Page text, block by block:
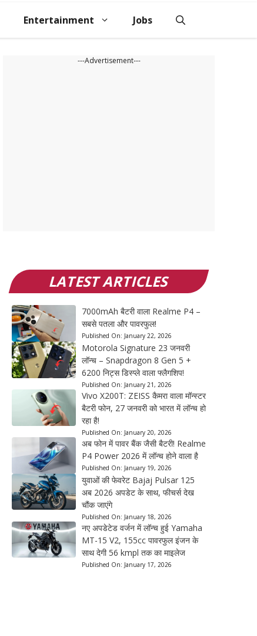
Entertainment Jobs
---Advertisement---
LATEST ARTICLES
7000mAh बैटरी वाला Realme P4 –
सबसे पतला और पावरफुल!
Published On: January 22, 2026
Motorola Signature 23 जनवरी
लॉन्च – Snapdragon 8 Gen 5 +
6200 निट्स डिस्प्ले वाला फ्लैगशिप!
Published On: January 21, 2026
Vivo X200T: ZEISS कैमरा वाला मॉन्स्टर
बैटरी फोन, 27 जनवरी को भारत में लॉन्च हो
रहा है!
Published On: January 20, 2026
अब फोन में पावर बैंक जैसी बैटरी! Realme
P4 Power 2026 में लॉन्च होने वाला है
Published On: January 19, 2026
युवाओं की फेवरेट Bajaj Pulsar 125
अब 2026 अपडेट के साथ, फीचर्स देख
चौंक जाएंगे
Published On: January 18, 2026
नए अपडेटेड वर्जन में लॉन्च हुई Yamaha
MT-15 V2, 155cc पावरफुल इंजन के
साथ देगी 56 kmpl तक का माइलेज
Published On: January 17, 2026